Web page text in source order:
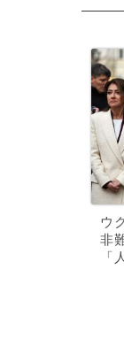
ウ
非
「